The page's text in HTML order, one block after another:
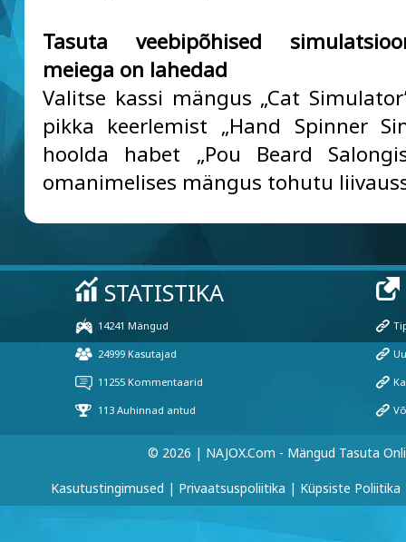
Tasuta veebipõhised
meiega on lahedad
Valitse kassi mängus „Cat
pikka keerlemist „Hand Spinner
hoolda habet „Pou Beard
omanimelises mängus tohutu
© 2026 | NAJOX.com - Mängud Tasuta
Kasutustingimused | Privaatsuspoliitika | Küpsiste Poliitika